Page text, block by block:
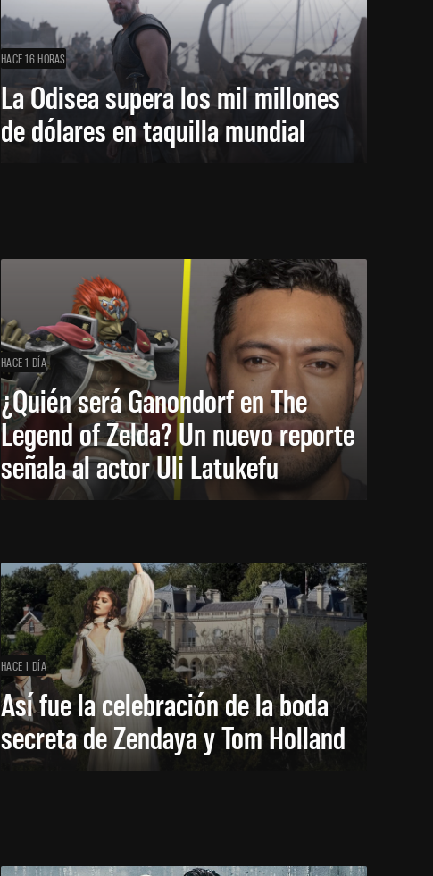
HACE 16 HORAS
La Odisea supera los mil millones
de dólares en taquilla mundial
HACE 1 DÍA
¿Quién será Ganondorf en The
Legend of Zelda? Un nuevo reporte
señala al actor Uli Latukefu
HACE 1 DÍA
Así fue la celebración de la boda
secreta de Zendaya y Tom Holland